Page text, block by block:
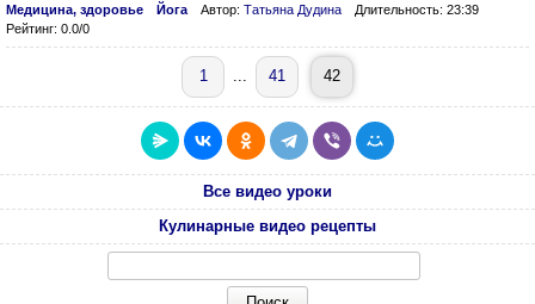
Медицина, здоровье Йога Автор: Татьяна Дудина
Длительность: 23:39
Рейтинг: 0.0/0
1 ... 41 42
Все видео уроки
Кулинарные видео рецепты